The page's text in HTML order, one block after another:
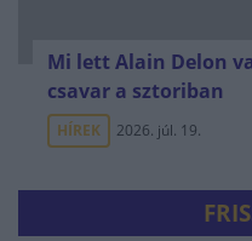
Mi lett Alain Delon
csavar a sztoriban
HÍREK 2026. júl. 19.